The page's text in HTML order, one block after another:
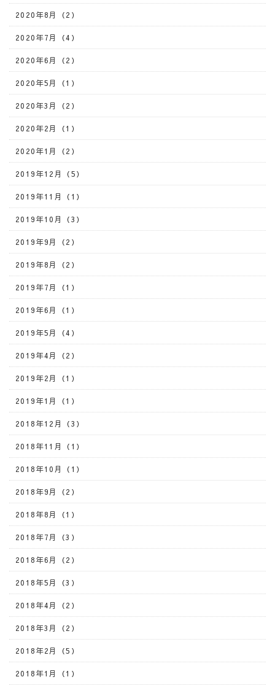
2020年8月（2）
2020年7月（4）
2020年6月（2）
2020年5月（1）
2020年3月（2）
2020年2月（1）
2020年1月（2）
2019年12月（5）
2019年11月（1）
2019年10月（3）
2019年9月（2）
2019年8月（2）
2019年7月（1）
2019年6月（1）
2019年5月（4）
2019年4月（2）
2019年2月（1）
2019年1月（1）
2018年12月（3）
2018年11月（1）
2018年10月（1）
2018年9月（2）
2018年8月（1）
2018年7月（3）
2018年6月（2）
2018年5月（3）
2018年4月（2）
2018年3月（2）
2018年2月（5）
2018年1月（1）